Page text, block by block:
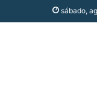
sábado,